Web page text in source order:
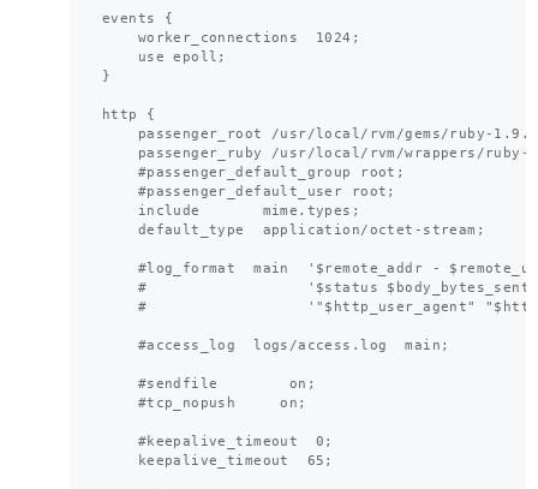
events {
    worker_connections  1024;
    use epoll;
}
http {
passenger_root /usr/local/rvm/gems/ruby-
passenger_ruby /usr/local/rvm/wrappers/ruby-
    #passenger_default_group root;
    #passenger_default_user root;
    include       mime.types;
    default_type  application/octet-stream;
#log_format  main  '$remote_addr -
#                  '$status $body_bytes_sent
#                  '"$http_user_agent"
    #access_log  logs/access.log  main;
    #sendfile        on;
    #tcp_nopush     on;
    #keepalive_timeout  0;
    keepalive_timeout  65;